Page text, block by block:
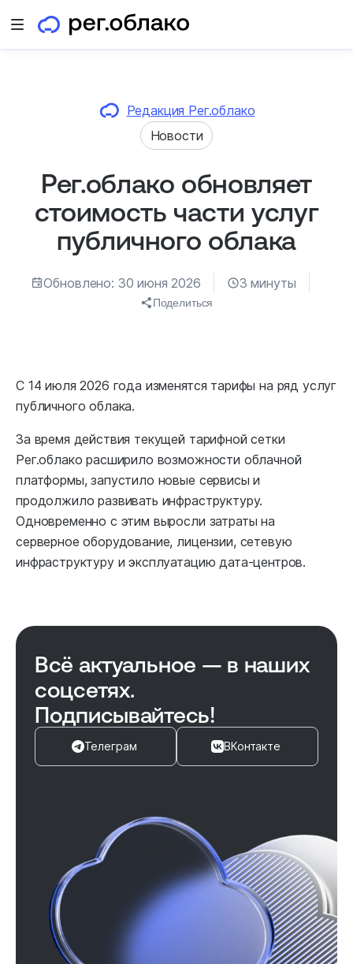
Открыть меню
Редакция Рег.облако
Новости
Рег.облако обновляет
стоимость части услуг
публичного облака
Обновлено: 30 июня 2026 3 минуты
Поделиться
С 14 июля 2026 года изменятся тарифы на ряд услуг
публичного облака.
За время действия текущей тарифной сетки
Рег.облако расширило возможности облачной
платформы, запустило новые сервисы и
продолжило развивать инфраструктуру.
Одновременно с этим выросли затраты на
серверное оборудование, лицензии, сетевую
инфраструктуру и эксплуатацию дата-центров.
Всё актуальное — в наших
соцсетях.
Подписывайтесь!
Телеграм ВКонтакте